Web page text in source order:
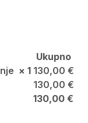
Ukupno
× 1 130,00 €
130,00 €
130,00 €